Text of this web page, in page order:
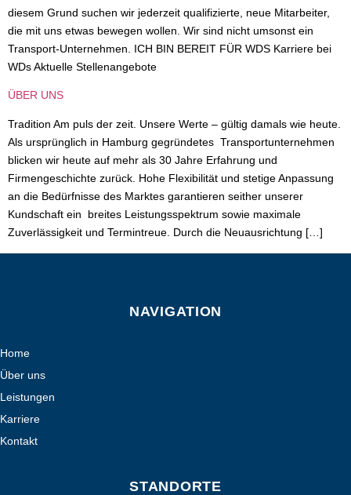
diesem Grund suchen wir jederzeit qualifizierte, neue Mitarbeiter,
die mit uns etwas bewegen wollen. Wir sind nicht umsonst ein
Transport-Unternehmen. ICH BIN BEREIT FÜR WDS Karriere bei
WDs Aktuelle Stellenangebote
ÜBER UNS
Tradition Am puls der zeit. Unsere Werte – gültig damals wie heute.
Als ursprünglich in Hamburg gegründetes Transportunternehmen
blicken wir heute auf mehr als 30 Jahre Erfahrung und
Firmengeschichte zurück. Hohe Flexibilität und stetige Anpassung
an die Bedürfnisse des Marktes garantieren seither unserer
Kundschaft ein breites Leistungsspektrum sowie maximale
Zuverlässigkeit und Termintreue. Durch die Neuausrichtung […]
NAVIGATION
Home
Über uns
Leistungen
Karriere
Kontakt
STANDORTE